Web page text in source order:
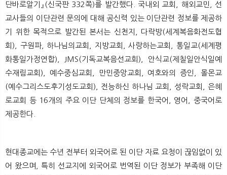
단바로알기』(신국판 332쪽)를 발간했다. 국내외 교회, 해외교민, 선
교사들의 이단관련 문의에 대해 공신력 있는 이단관련 정보를 제공하
기 위한 목적으로 발간된 본서는 신천지, 다락방(세계복음화전도협
회), 구원파, 하나님의교회, 지방교회, 사랑하는교회, 통일교(세계평
화통일가정연합), JMS(기독교복음선교회), 안식교(제칠일안식일예
수재림교회), 예수중심교회, 만민중앙교회, 여호와의 증인, 몰몬교
(예수그리스도후기성도교회), 전능하신 하나님 교회, 성락교회, 은혜
로교회 등 16개의 주요 이단 단체의 정보를 한국어, 영어, 중국어로
제공한다.
현대종교에는 수년 전부터 외국어로 된 이단 자료 요청이 끊임없이 있
어 왔으며, 특히 선교지에 외국어로 번역된 이단 정보가 부족해 이단